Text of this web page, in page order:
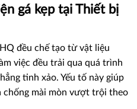
gá kẹp tại Thiết bị
đều chế tạo từ vật liệu
việc đều trải qua quá trình
tinh xảo. Yếu tố này giúp
chống mài mòn vượt trội theo